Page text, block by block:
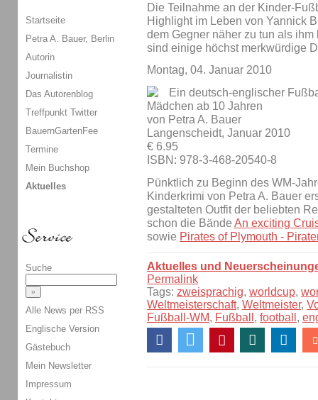
Die Teilnahme an der Kinder-
Highlight im Leben von Yannick
dem Gegner näher zu tun als
sind einige höchst merkwürdige
Montag, 04. Januar 2010
Ein deutsch-englischer
Mädchen ab 10 Jahren
von Petra A. Bauer
Langenscheidt, Januar 2010
€ 6.95
ISBN: 978-3-468-20540-8
Pünktlich zu Beginn des WM-
Kinderkrimi von Petra A. Bauer
gestalteten Outfit der beliebten
schon die Bände An exciting
sowie Pirates of Plymouth -
Aktuelles und
Permalink
Tags: zweisprachig, worldcup,
Weltmeisterschaft, Weltmeister,
Fußball-WM, Fußball , football ,
Startseite
Petra A. Bauer, Berlin
Autorin
Journalistin
Das Autorenblog
Treffpunkt Twitter
BauernGartenFee
Termine
Mein Buchshop
Aktuelles
Suche
Alle News per RSS
Englische Version
Gästebuch
Mein Newsletter
Impressum